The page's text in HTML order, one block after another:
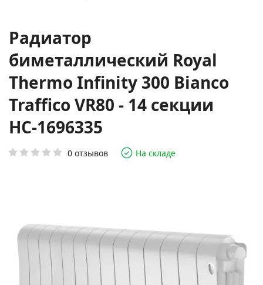
Радиатор
биметаллический Royal
Thermo Infinity 300 Bianco
Traffico VR80 - 14 секции
НС-1696335
0 отзывов На складе